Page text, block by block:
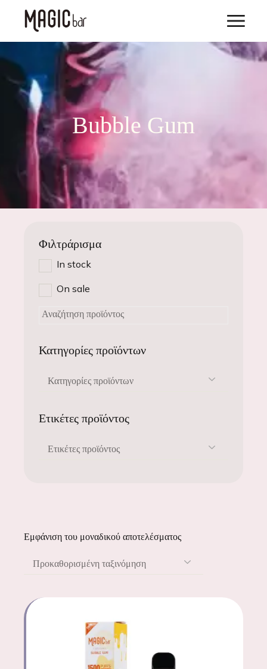
Bubble Gum
Εμφάνιση του μοναδικού αποτελέσματος
Προκαθορισμένη ταξινόμηση
Φιλτράρισμα
In stock
On sale
Κατηγορίες προϊόντων
Κατηγορίες προϊόντων
Ετικέτες προϊόντος
Ετικέτες προϊόντος